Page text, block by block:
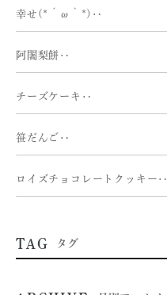
幸せ(*´ω｀*)‥
阿闍梨餅‥
チーズケーキ‥
笹だんご‥
ロイズチョコレートクッキー‥
TAG タグ